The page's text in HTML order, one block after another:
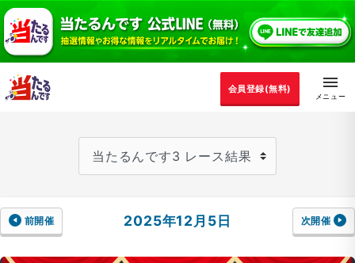
会員登録(無料)
前開催 2025年12月5日 次開催